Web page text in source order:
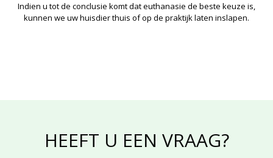
Indien u tot de conclusie komt dat euthanasie de beste keuze is,
kunnen we uw huisdier thuis of op de praktijk laten inslapen.
HEEFT U EEN VRAAG?